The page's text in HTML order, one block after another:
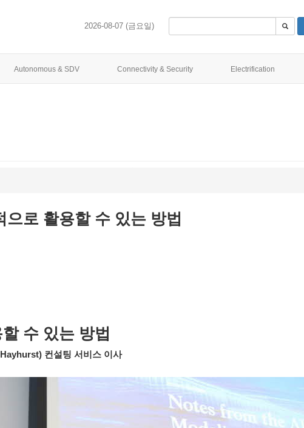
2026-08-07 (금요일)
Autonomous & SDV Connectivity & Security Electrification
로 활용할 수 있는 방법
수 있는 방법
컨설팅 서비스 이사